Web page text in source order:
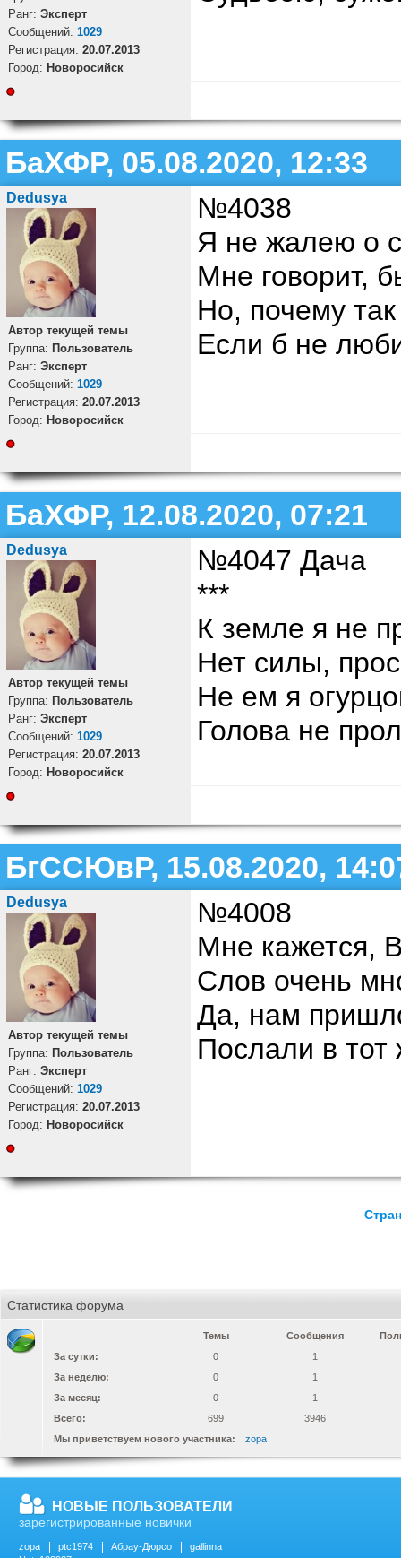
Ранг: Эксперт
Cообщений: 1029
Регистрация: 20.07.2013
Город: Новоросийск
БаХФР, 05.08.2020, 12:33
Dedusya
Автор текущей темы
Группа: Пользователь
Ранг: Эксперт
Cообщений: 1029
Регистрация: 20.07.2013
Город: Новоросийск
№4038
Я не жалею о
Мне говорит,
Но, почему
Если б не
БаХФР, 12.08.2020, 07:21
Dedusya
Автор текущей темы
Группа: Пользователь
Ранг: Эксперт
Cообщений: 1029
Регистрация: 20.07.2013
Город: Новоросийск
№4047 Дача
***
К земле я не
Нет силы,
Не ем я
Голова не
БгССЮвР, 15.08.2020,
Dedusya
Автор текущей темы
Группа: Пользователь
Ранг: Эксперт
Cообщений: 1029
Регистрация: 20.07.2013
Город: Новоросийск
№4008
Мне кажется,
Слов очень
Да, нам
Послали в тот
Статистика форума
Темы Сообщения
За сутки:
0
1
За неделю:
0
1
За месяц:
0
1
Всего:
699
3946
Мы приветствуем нового участника:
zopa
НОВЫЕ ПОЛЬЗОВАТЕЛИ
зарегистрированные новички
zopa ptc1974 Абрау-Дюрсо
gallinna